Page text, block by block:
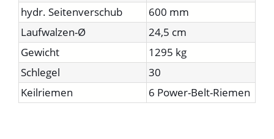
hydr. Seitenverschub
600 mm
Laufwalzen-Ø
24,5 cm
Gewicht
1295 kg
Schlegel
30
Keilriemen
6 Power-Belt-Riemen